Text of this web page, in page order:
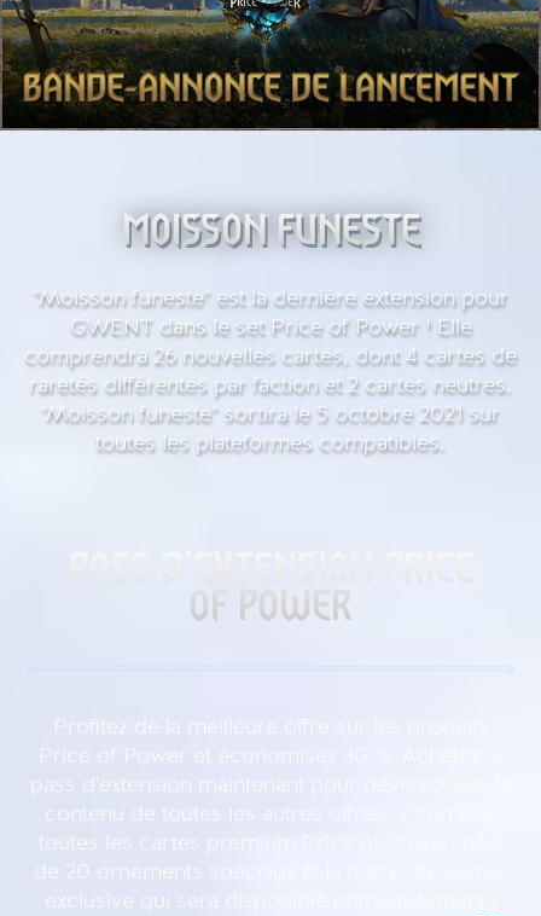
MOISSON FUNESTE
"Moisson funeste" est la dernière extension pour
GWENT dans le set Price of Power ! Elle
comprendra 26 nouvelles cartes, dont 4 cartes de
raretés différentes par faction et 2 cartes neutres.
"Moisson funeste" sortira le 5 octobre 2021 sur
toutes les plateformes compatibles.
OF POWER
Profitez de la meilleure offre sur les produits
Price of Power et économisez 30 %. Achetez le
pass d'extension maintenant pour déverrouiller le
contenu de toutes les autres offres, y compris
toutes les cartes premium Price of Power, plus
de 20 ornements spéciaux et la pièce du bûcher
exclusive qui sera disponible immédiatement !